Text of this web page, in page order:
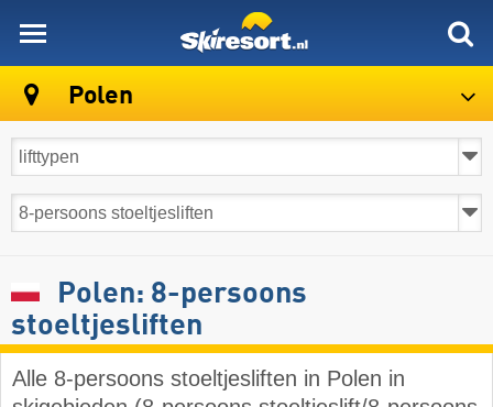
Polen
Polen: 8-persoons
stoeltjesliften
Alle 8-persoons stoeltjesliften in Polen in